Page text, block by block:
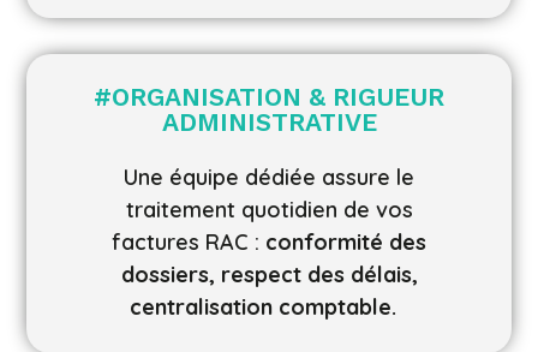
#ORGANISATION & RIGUEUR
ADMINISTRATIVE
Une équipe dédiée assure le
traitement quotidien de vos
factures RAC : conformité des
dossiers, respect des délais,
centralisation comptable.